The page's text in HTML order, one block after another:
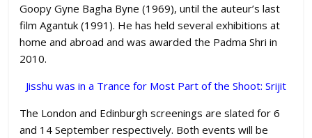
Goopy Gyne Bagha Byne (1969), until the auteur’s last
film Agantuk (1991). He has held several exhibitions at
home and abroad and was awarded the Padma Shri in
2010.
Jisshu was in a Trance for Most Part of the Shoot: Srijit
The London and Edinburgh screenings are slated for 6
and 14 September respectively. Both events will be